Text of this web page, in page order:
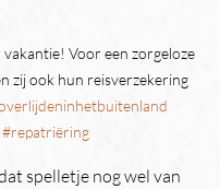
Voor een zorgeloze
zij ook hun reisverzekering
#repatriëring
spelletje nog wel van